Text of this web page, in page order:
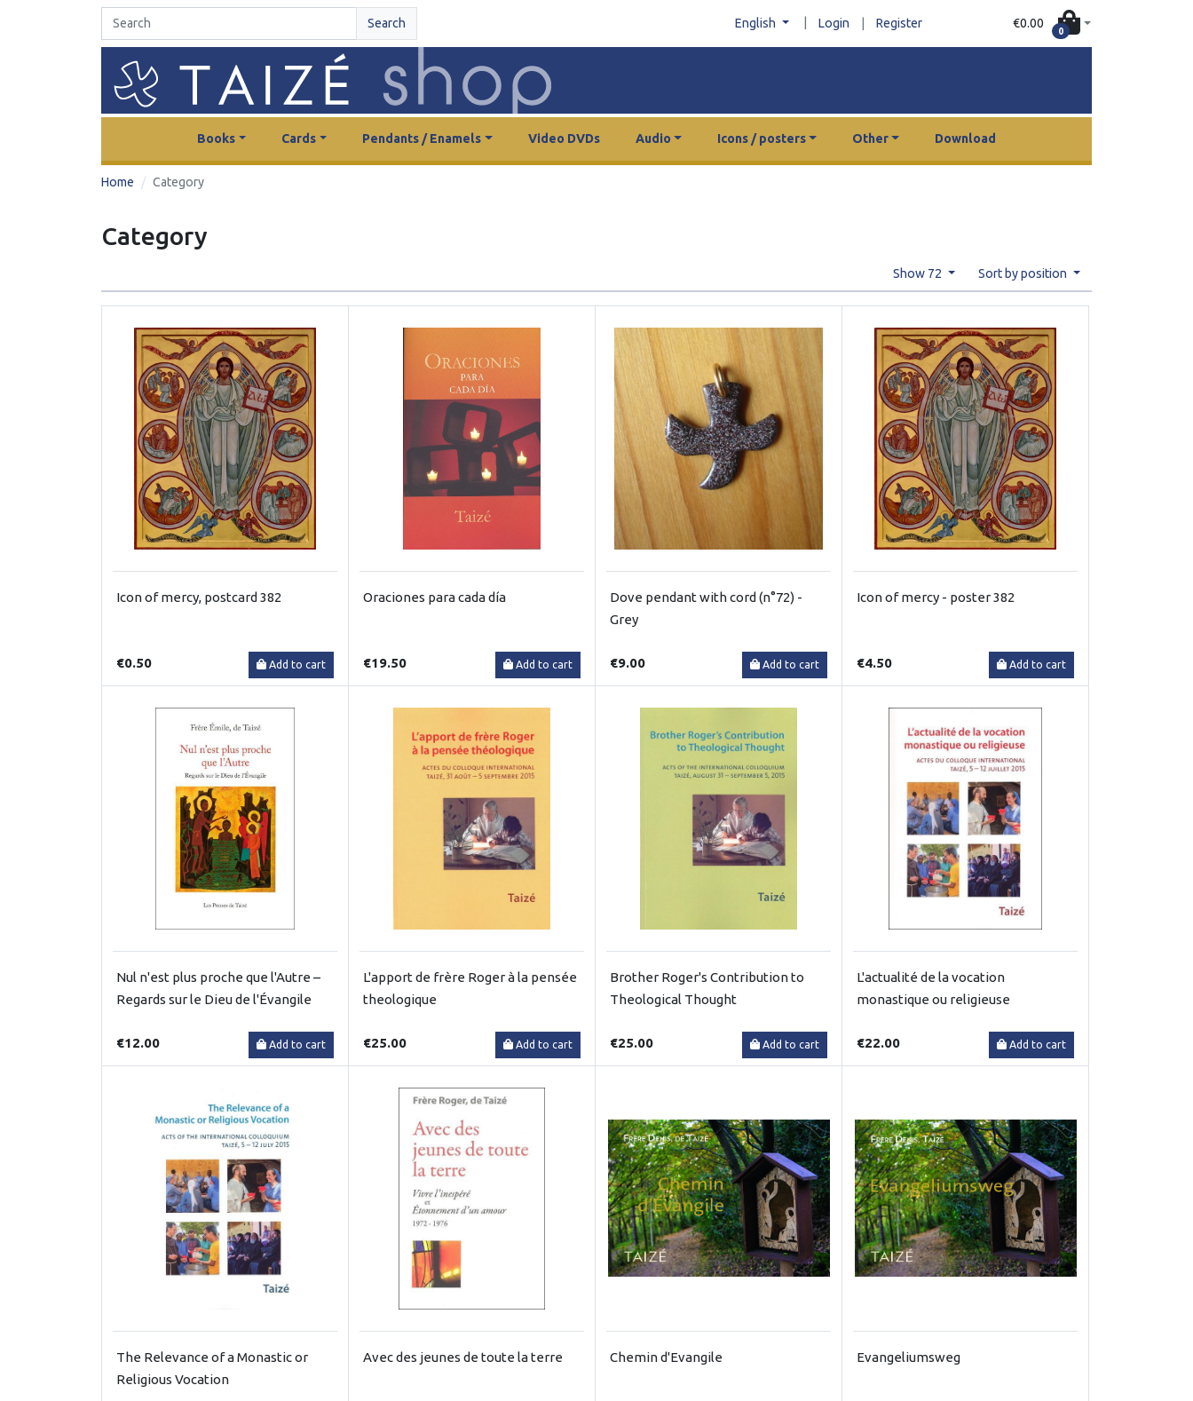
Search English Login Register €0.00
0
Books Cards Pendants / Enamels Video DVDs Audio Icons / posters Other Download
Home Category
Category
Show 72 Sort by position
Icon of mercy, postcard 382
€0.50 Add to cart
Oraciones para cada día
€19.50 Add to cart
Dove pendant with cord (n°72) -
Grey
€9.00 Add to cart
Icon of mercy - poster 382
€4.50 Add to cart
Nul n'est plus proche que l'Autre –
Regards sur le Dieu de l'Évangile
€12.00 Add to cart
L'apport de frère Roger à la pensée
theologique
€25.00 Add to cart
Brother Roger's Contribution to
Theological Thought
€25.00 Add to cart
L'actualité de la vocation
monastique ou religieuse
€22.00 Add to cart
The Relevance of a Monastic or
Religious Vocation
Avec des jeunes de toute la terre Chemin d'Evangile Evangeliumsweg